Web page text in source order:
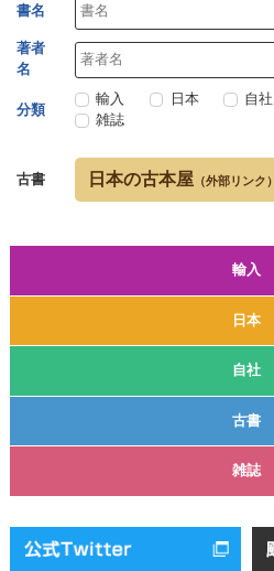
輸入
日本
自社
古書
雑誌
書名
著者
名
分類
輸入 日本 自社
雑誌
古書 日本の古本屋 （外部リンク）